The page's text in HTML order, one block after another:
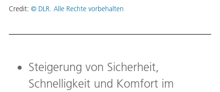
Credit: © DLR. Alle Rechte vorbehalten
Steigerung von Sicherheit,
Schnelligkeit und Komfort im